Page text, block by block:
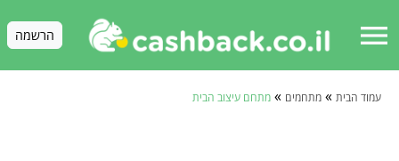
menu הרשמה
עמוד הבית » מתחמים » מתחם עיצוב הבית